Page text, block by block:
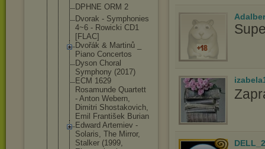
DPHNE ORM 2
Dvorak - Symphonies
4~6 - Rowicki CD1
[FLAC]
Dvořák & Martinů _
Piano Concertos
Dyson Choral
Symphony (2017)
ECM 1629
Rosamunde Quartett
- Anton Webern,
Dimitri Shostakovic h,
Emil František Burian
Edward Artemiev -
Solaris, The Mirror,
Stalker (1999,